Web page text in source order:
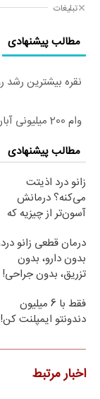
تبلیغات
مطالب پیشنهادی
نقره بیشترین
وام 200 میلیونی آبان تتر. همین الان احراز هویت کن!
مطالب پیشنهادی
زانو درد اذیتت
می‌کنه؟ درمانش
آسون‌تر از چیزیه که
می‌کنی✅پرسشنامه
درمان قطعی زانو
بدون دارو، بدون
تزریق، بدون جراحی!
فقط با 6 میلیون
دندونتو ایمپلنت کن!
اخبار مرتبط